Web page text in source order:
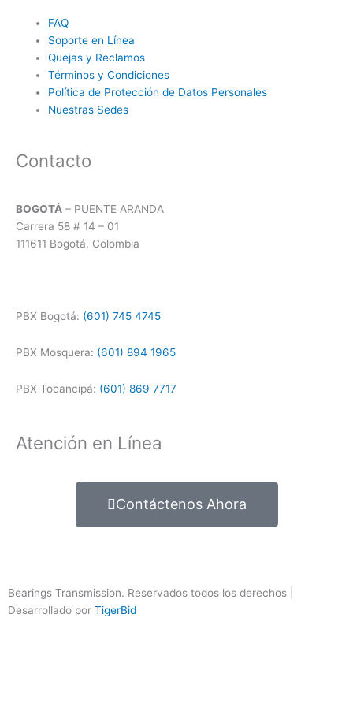
FAQ
Soporte en Línea
Quejas y Reclamos
Términos y Condiciones
Política de Protección de Datos Personales
Nuestras Sedes
Contacto
BOGOTÁ – PUENTE ARANDA
Carrera 58 # 14 – 01
111611 Bogotá, Colombia
PBX Bogotá: (601) 745 4745
PBX Mosquera: (601) 894 1965
PBX Tocancipá: (601) 869 7717
Atención en Línea
Contáctenos Ahora
Bearings Transmission. Reservados todos los derechos |
Desarrollado por TigerBid